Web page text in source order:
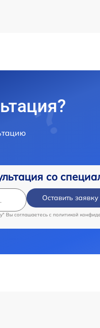
со
Оставить заявку
Вы соглашаетесь c политикой